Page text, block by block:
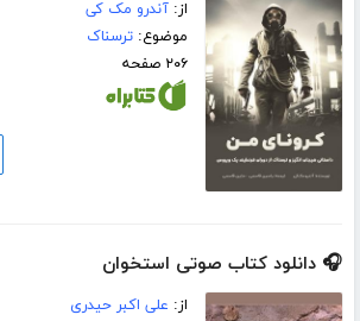
از:آندرو مک کی
موضوع:ترسناک
۲۰۶ صفحه
🎧 دانلود کتاب صوتی استخوان
از: علی اکبر حیدری